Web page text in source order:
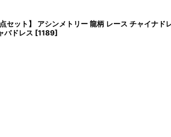
ット】 アシンメトリー 龍柄 レース チャイナド
バドレス [1189]